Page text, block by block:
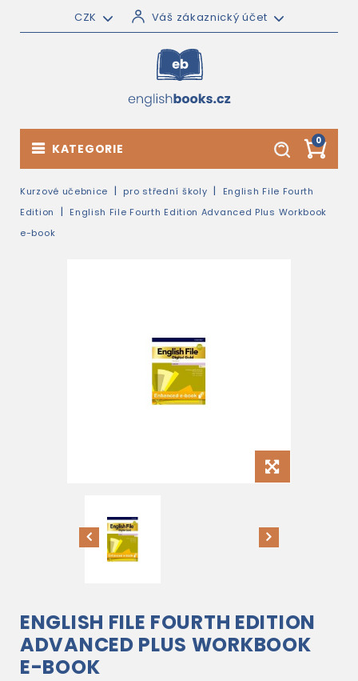
CZK Váš zákaznický účet
0
KATEGORIE
Kurzové učebnice pro střední školy
English File Fourth
Edition
English File Fourth Edition Advanced Plus Workbook
e-book
ENGLISH FILE FOURTH EDITION
ADVANCED PLUS WORKBOOK
E-BOOK